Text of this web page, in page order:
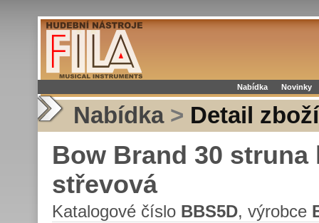
Nabídka Novinky
Nabídka > Detail zboží
Bow Brand 30 struna
střevová
Katalogové číslo BBS5D, výrobce